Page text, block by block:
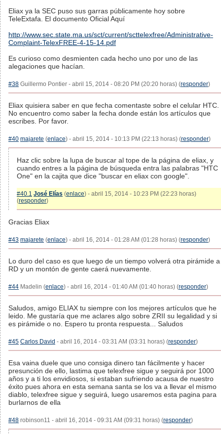
Eliax ya la SEC puso sus garras públicamente hoy sobre
TeleExtafa. El documento Oficial Aquí
http://www.sec.state.ma.us/sct/current/scttelexfree/Administrative-
Complaint-TelexFREE-4-15-14.pdf
Es curioso como desmienten cada hecho uno por uno de las
alegaciones que hacían.
#38 Guillermo Pontier - abril 15, 2014 - 08:20 PM (20:20 horas) (responder)
Eliax quisiera saber en que fecha comentaste sobre el celular HTC.
No encuentro como saber la fecha donde están los artículos que
escribes. Por favor.
#40 majarete (enlace) - abril 15, 2014 - 10:13 PM (22:13 horas) (responder)
Haz clic sobre la lupa de buscar al tope de la página de eliax, y
cuando entres a la página de búsqueda entra las palabras "HTC
One" en la cajita que dice "buscar en eliax con google".
#40.1 José Elías (enlace) - abril 15, 2014 - 10:23 PM (22:23 horas)
(responder)
Gracias Eliax
#43 majarete (enlace) - abril 16, 2014 - 01:28 AM (01:28 horas) (responder)
Lo duro del caso es que luego de un tiempo volverá otra pirámide a
RD y un montón de gente caerá nuevamente.
#44 Madelin (enlace) - abril 16, 2014 - 01:40 AM (01:40 horas) (responder)
Saludos, amigo ELIAX tu siempre con los mejores artículos que he
leido. Me gustaría que me aclares algo sobre ZRII su legalidad y si
es pirámide o no. Espero tu pronta respuesta... Saludos
#45 Carlos David - abril 16, 2014 - 03:31 AM (03:31 horas) (responder)
Esa vaina duele que uno consiga dinero tan fácilmente y hacer
presunción de ello, lastima que telexfree sigue y seguirá por 1000
años y a ti los envidiosos, si estaban sufriendo acausa de nuestro
éxito pues ahora en esta semana santa se los va a llevar el mismo
diablo, telexfree sigue y seguirá, luego usaremos esta pagina para
burlarnos de ella
#48 robinson11 - abril 16, 2014 - 09:31 AM (09:31 horas) (responder)